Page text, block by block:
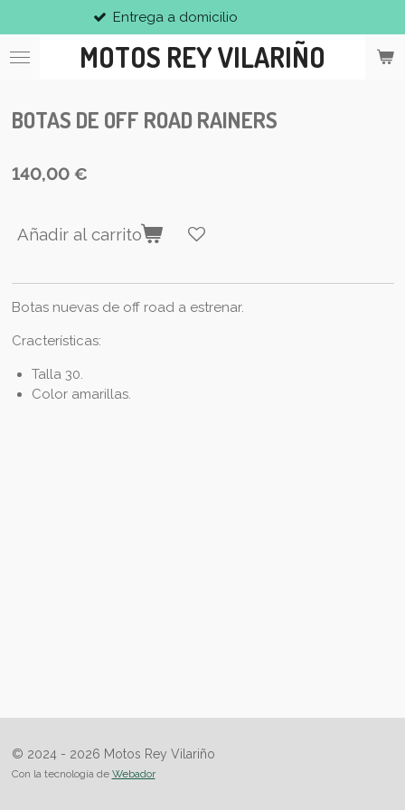
al
contenido
MOTOS REY VILARIÑO
a domicilio
BOTAS DE OFF ROAD RAINERS
140,00 €
Añadir al carrito
Botas nuevas de off road a estrenar.
Cracterísticas:
Talla 30.
Color amarillas.
© 2024 - 2026 Motos Rey Vilariño
Con la tecnología de Webador